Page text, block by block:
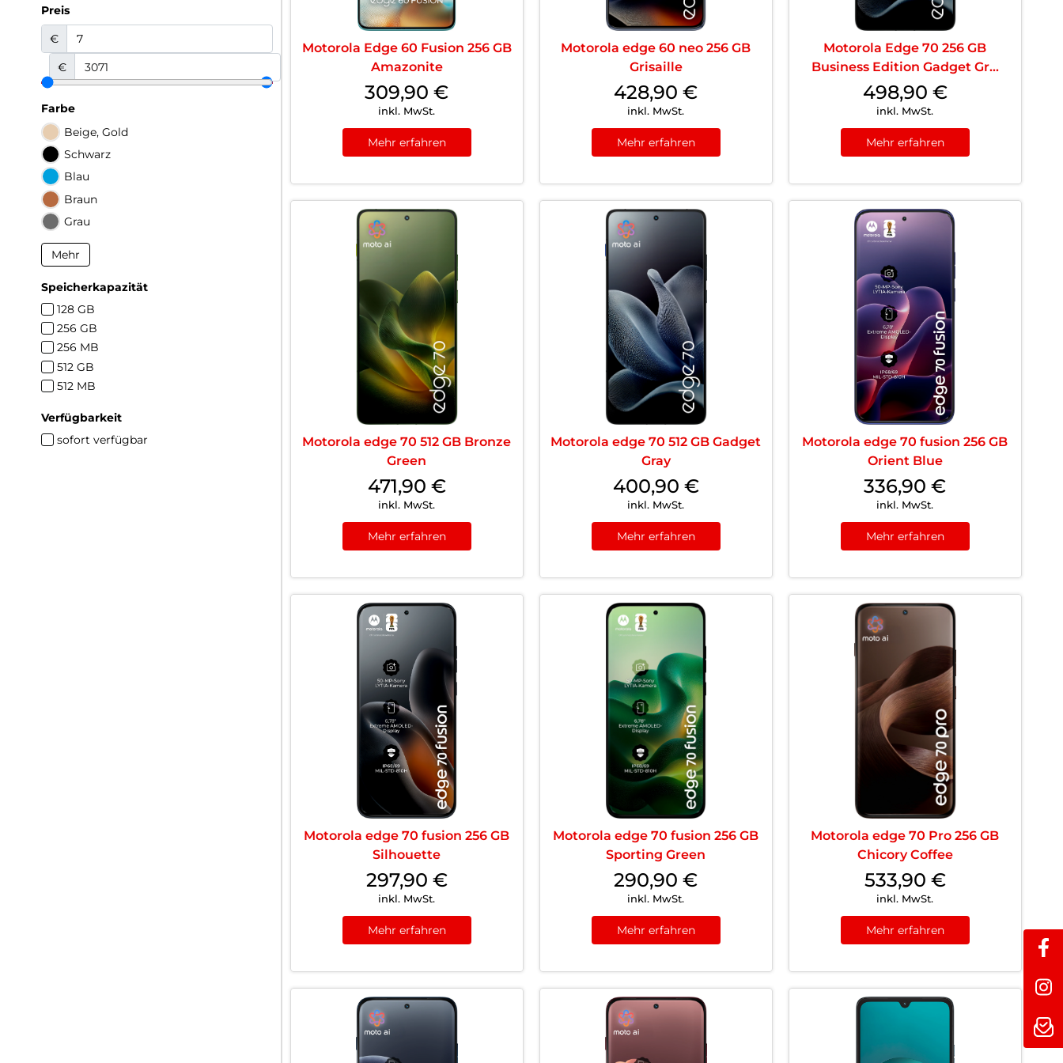
Preis
€
€
Farbe
Beige, Gold
Schwarz
Blau
Braun
Grau
Mehr
Speicherkapazität
128 GB
256 GB
256 MB
512 GB
512 MB
Verfügbarkeit
sofort verfügbar
Motorola Edge 60 Fusion 256 GB
Amazonite
309,90€
inkl. MwSt.
Mehr erfahren
Motorola edge 60 neo 256 GB
Grisaille
428,90€
inkl. MwSt.
Mehr erfahren
Motorola Edge 70 256 GB
Business Edition Gadget Gr...
498,90 €
inkl. MwSt.
Mehr erfahren
Motorola edge 70 512 GB Bronze
Green
471,90 €
inkl. MwSt.
Mehr erfahren
Motorola edge 70 512 GB Gadget
Gray
400,90 €
inkl. MwSt.
Mehr erfahren
Motorola edge 70 fusion 256 GB
Orient Blue
336,90€
inkl. MwSt.
Mehr erfahren
Motorola edge 70 fusion 256 GB
Silhouette
297,90 €
inkl. MwSt.
Mehr erfahren
Motorola edge 70 fusion 256 GB
Sporting Green
290,90€
inkl. MwSt.
Mehr erfahren
Motorola edge 70 Pro 256 GB
Chicory Coffee
533,90 €
inkl. MwSt.
Mehr erfahren